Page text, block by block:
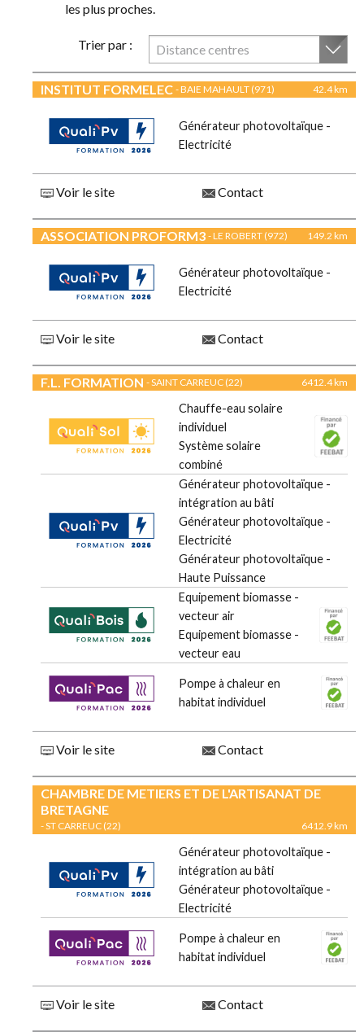
les plus proches.
Trier par : Distance centres
INSTITUT FORMELEC - BAIE MAHAULT (971) 42.4 km
Générateur photovoltaïque -
Electricité
Voir le site Contact
ASSOCIATION PROFORM3 - LE ROBERT (972) 149.2 km
Générateur photovoltaïque -
Electricité
Voir le site Contact
F.L. FORMATION - SAINT CARREUC (22) 6412.4 km
Chauffe-eau solaire
individuel
Système solaire
combiné
Générateur photovoltaïque -
intégration au bâti
Générateur photovoltaïque -
Electricité
Générateur photovoltaïque -
Haute Puissance
Equipement biomasse -
vecteur air
Equipement biomasse -
vecteur eau
Pompe à chaleur en
habitat individuel
Voir le site Contact
CHAMBRE DE METIERS ET DE L'ARTISANAT DE
BRETAGNE
- ST CARREUC (22) 6412.9 km
Générateur photovoltaïque -
intégration au bâti
Générateur photovoltaïque -
Electricité
Pompe à chaleur en
habitat individuel
Voir le site Contact